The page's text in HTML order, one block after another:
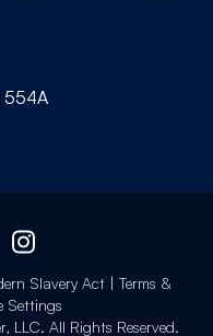
554A
Slavery Act| Terms &
Settings
LLC. All Rights Reserved.